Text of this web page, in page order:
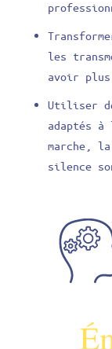
les
avoir plus
Utiliser
adaptés
marche,
silence